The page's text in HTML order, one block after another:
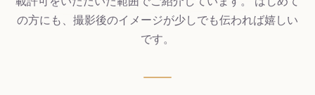
の方にも、撮影後のイメージが少しでも伝われば嬉しい
です。